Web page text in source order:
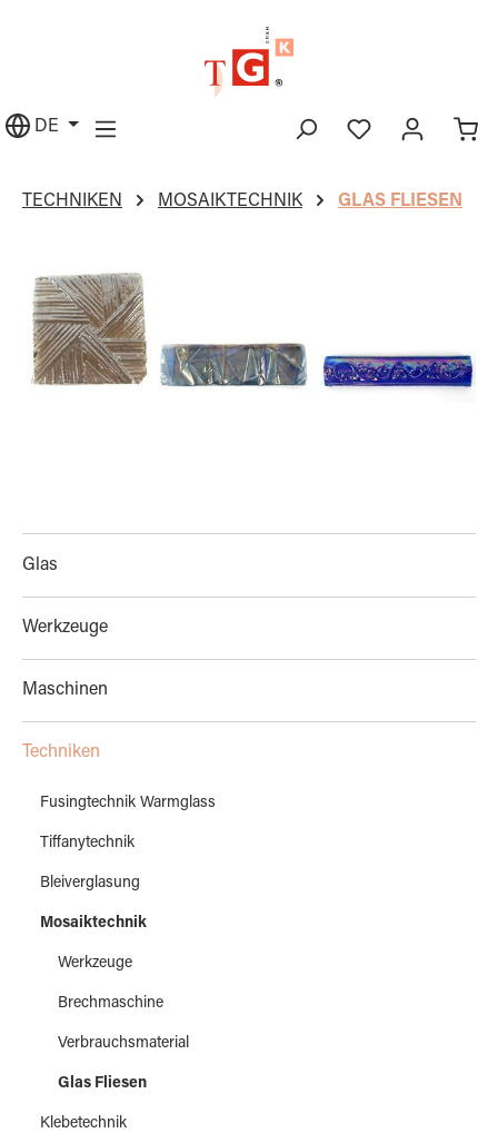
DE
TECHNIKEN MOSAIKTECHNIK GLAS FLIESEN
Glas
Werkzeuge
Maschinen
Techniken
Fusingtechnik Warmglass
Tiffanytechnik
Bleiverglasung
Mosaiktechnik
Werkzeuge
Brechmaschine
Verbrauchsmaterial
Glas Fliesen
Klebetechnik